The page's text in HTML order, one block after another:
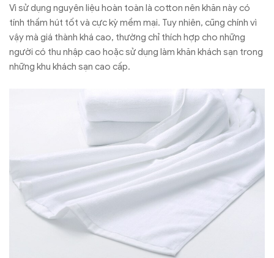
Vì sử dụng nguyên liệu hoàn toàn là cotton nên khăn này có
tính thấm hút tốt và cực kỳ mềm mại. Tuy nhiên, cũng chính vì
vậy mà giá thành khá cao, thường chỉ thích hợp cho những
người có thu nhập cao hoặc sử dụng làm khăn khách sạn trong
những khu khách sạn cao cấp.